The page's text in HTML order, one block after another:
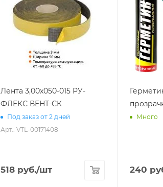
Лента 3,00х050-015 РУ-
ФЛЕКС ВЕНТ-СК
Под заказ от 2 дней
Арт.: VTL-00171408
518 руб./шт
Много
240